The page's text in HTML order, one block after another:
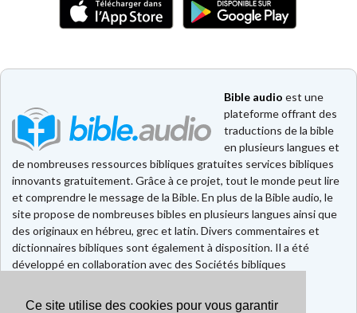
Ce site utilise des cookies pour vous garantir
Bible audio est une
plateforme offrant des
traductions de la bible
en plusieurs langues et
de nombreuses ressources bibliques gratuites services bibliques
innovants gratuitement. Grâce à ce projet, tout le monde peut lire
et comprendre le message de la Bible. En plus de la Bible audio, le
site propose de nombreuses bibles en plusieurs langues ainsi que
des originaux en hébreu, grec et latin. Divers commentaires et
dictionnaires bibliques sont également à disposition. Il a été
développé en collaboration avec des Sociétés bibliques